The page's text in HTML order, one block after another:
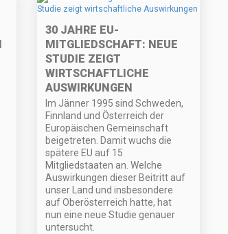
30 JAHRE EU-
MITGLIEDSCHAFT: NEUE
STUDIE ZEIGT
WIRTSCHAFTLICHE
AUSWIRKUNGEN
Im Jänner 1995 sind Schweden,
Finnland und Österreich der
Europäischen Gemeinschaft
beigetreten. Damit wuchs die
spätere EU auf 15
Mitgliedstaaten an. Welche
Auswirkungen dieser Beitritt auf
unser Land und insbesondere
auf Oberösterreich hatte, hat
nun eine neue Studie genauer
untersucht.